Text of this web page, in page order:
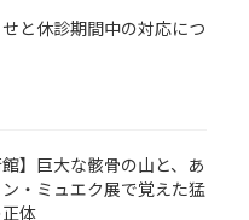
と休診期間中の対応につ
館】巨大な骸骨の山と、あ
・ミュエク展で覚えた猛
体